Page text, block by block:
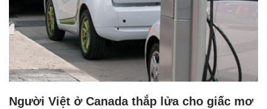
Người Việt ở Canada thắp lửa cho giấc mơ